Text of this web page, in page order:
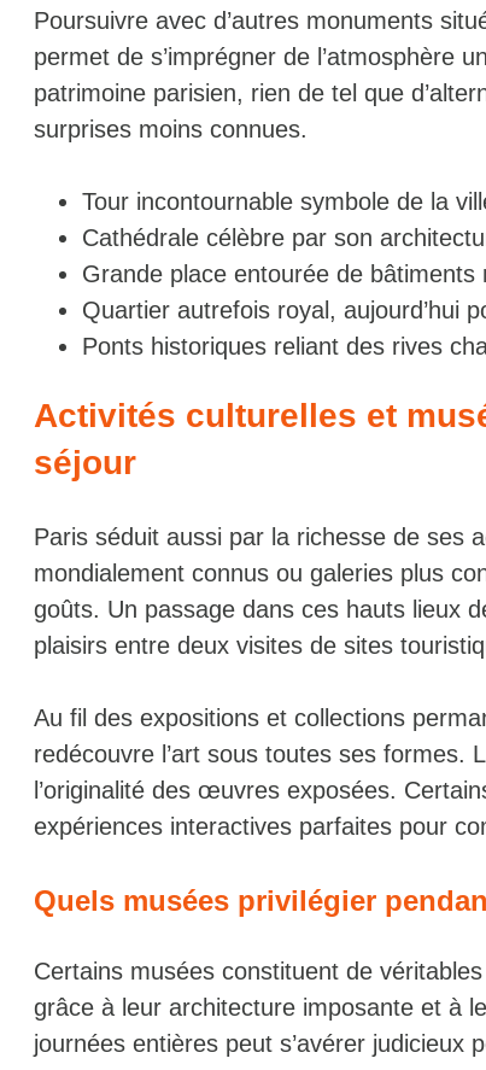
Poursuivre avec d’autres monuments
permet de s’imprégner de l’atmosphère
patrimoine parisien, rien de tel que
surprises moins connues.
Tour incontournable symbole de la
Cathédrale célèbre par son
Grande place entourée de bâtiments
Quartier autrefois royal, aujourd’hui
Ponts historiques reliant des rives
Activités culturelles et
séjour
Paris séduit aussi par la richesse de ses
mondialement connus ou galeries plus
goûts. Un passage dans ces hauts lieux
plaisirs entre deux visites de sites
Au fil des expositions et collections
redécouvre l’art sous toutes ses formes.
l’originalité des œuvres exposées.
expériences interactives parfaites pour
Quels musées privilégier
Certains musées constituent de
grâce à leur architecture imposante et à
journées entières peut s’avérer judicieux